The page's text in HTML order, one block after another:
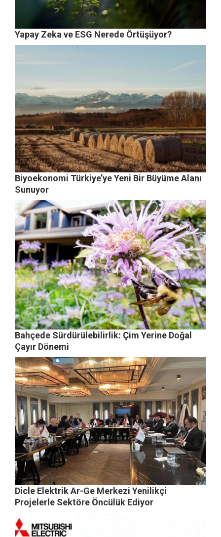
Yapay Zeka ve ESG Nerede Örtüşüyor?
Biyoekonomi Türkiye’ye Yeni Bir Büyüme Alanı
Sunuyor
Bahçede Sürdürülebilirlik: Çim Yerine Doğal
Çayır Dönemi
Dicle Elektrik Ar-Ge Merkezi Yenilikçi
Projelerle Sektöre Öncülük Ediyor